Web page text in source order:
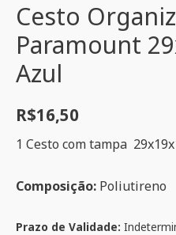
Cesto
Paramount
Azul
R$16,50
1 Cesto com tampa
Composição: Poliutireno
Prazo de Validade: